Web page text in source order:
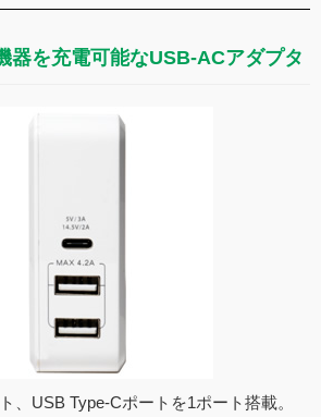
器を充電可能なUSB-ACアダプタ
、USB Type-Cポートを1ポート搭載。